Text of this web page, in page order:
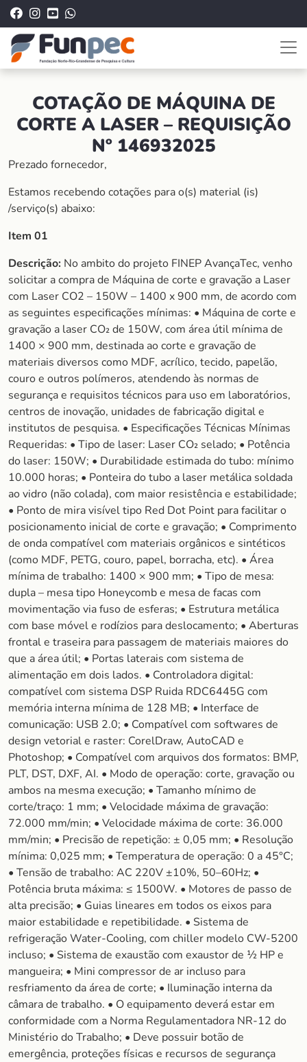
COTAÇÃO DE MÁQUINA DE
CORTE A LASER – REQUISIÇÃO
Nº 146932025
Prezado fornecedor,
Estamos recebendo cotações para o(s) material (is)
/serviço(s) abaixo:
Item 01
Descrição: No ambito do projeto FINEP AvançaTec, venho
solicitar a compra de Máquina de corte e gravação a Laser
com Laser CO2 – 150W – 1400 x 900 mm, de acordo com
as seguintes especificações mínimas: • Máquina de corte e
gravação a laser CO₂ de 150W, com área útil mínima de
1400 × 900 mm, destinada ao corte e gravação de
materiais diversos como MDF, acrílico, tecido, papelão,
couro e outros polímeros, atendendo às normas de
segurança e requisitos técnicos para uso em laboratórios,
centros de inovação, unidades de fabricação digital e
institutos de pesquisa. • Especificações Técnicas Mínimas
Requeridas: • Tipo de laser: Laser CO₂ selado; • Potência
do laser: 150W; • Durabilidade estimada do tubo: mínimo
10.000 horas; • Ponteira do tubo a laser metálica soldada
ao vidro (não colada), com maior resistência e estabilidade;
• Ponto de mira visível tipo Red Dot Point para facilitar o
posicionamento inicial de corte e gravação; • Comprimento
de onda compatível com materiais orgânicos e sintéticos
(como MDF, PETG, couro, papel, borracha, etc). • Área
mínima de trabalho: 1400 × 900 mm; • Tipo de mesa:
dupla – mesa tipo Honeycomb e mesa de facas com
movimentação via fuso de esferas; • Estrutura metálica
com base móvel e rodízios para deslocamento; • Aberturas
frontal e traseira para passagem de materiais maiores do
que a área útil; • Portas laterais com sistema de
alimentação em dois lados. • Controladora digital:
compatível com sistema DSP Ruida RDC6445G com
memória interna mínima de 128 MB; • Interface de
comunicação: USB 2.0; • Compatível com softwares de
design vetorial e raster: CorelDraw, AutoCAD e
Photoshop; • Compatível com arquivos dos formatos: BMP,
PLT, DST, DXF, AI. • Modo de operação: corte, gravação ou
ambos na mesma execução; • Tamanho mínimo de
corte/traço: 1 mm; • Velocidade máxima de gravação:
72.000 mm/min; • Velocidade máxima de corte: 36.000
mm/min; • Precisão de repetição: ± 0,05 mm; • Resolução
mínima: 0,025 mm; • Temperatura de operação: 0 a 45°C;
• Tensão de trabalho: AC 220V ±10%, 50–60Hz; •
Potência bruta máxima: ≤ 1500W. • Motores de passo de
alta precisão; • Guias lineares em todos os eixos para
maior estabilidade e repetibilidade. • Sistema de
refrigeração Water-Cooling, com chiller modelo CW-5200
incluso; • Sistema de exaustão com exaustor de ½ HP e
mangueira; • Mini compressor de ar incluso para
resfriamento da área de corte; • Iluminação interna da
câmara de trabalho. • O equipamento deverá estar em
conformidade com a Norma Regulamentadora NR-12 do
Ministério do Trabalho; • Deve possuir botão de
emergência, proteções físicas e recursos de segurança